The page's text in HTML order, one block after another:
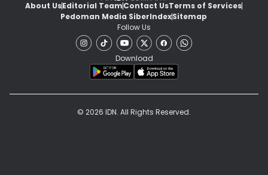
About UsEditorial TeamContact UsTerms of Services
Pedoman Media SiberIndexSitemap
Follow Us
Download
© 2026 IDN. All Rights Reserved.